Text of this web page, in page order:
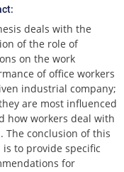
deals with the
of the role of
on the work
of office workers
industrial company;
are most influenced
how workers deal with
The conclusion of this
is to provide specific
for